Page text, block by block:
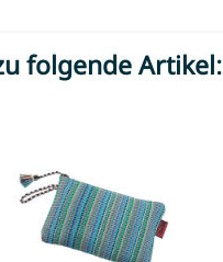
folgende Artikel: